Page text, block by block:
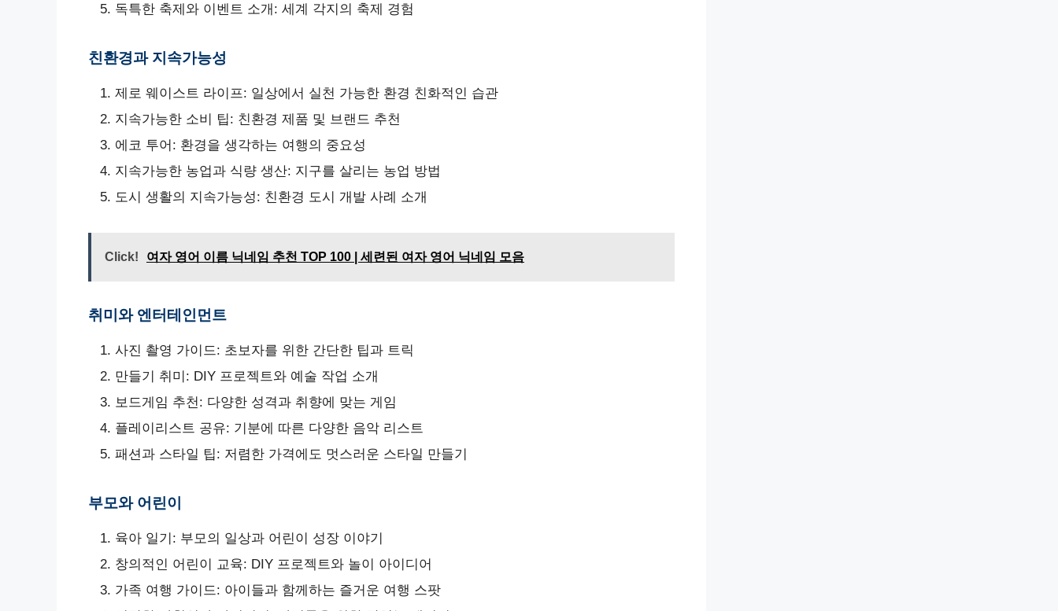
독특한 축제와 이벤트 소개: 세계 각지의 축제 경험
친환경과 지속가능성
제로 웨이스트 라이프: 일상에서 실천 가능한 환경 친화적인 습관
지속가능한 소비 팁: 친환경 제품 및 브랜드 추천
에코 투어: 환경을 생각하는 여행의 중요성
지속가능한 농업과 식량 생산: 지구를 살리는 농업 방법
도시 생활의 지속가능성: 친환경 도시 개발 사례 소개
Click! 여자 영어 이름 닉네임 추천 TOP 100 | 세련된 여자 영어 닉네임 모음
취미와 엔터테인먼트
사진 촬영 가이드: 초보자를 위한 간단한 팁과 트릭
만들기 취미: DIY 프로젝트와 예술 작업 소개
보드게임 추천: 다양한 성격과 취향에 맞는 게임
플레이리스트 공유: 기분에 따른 다양한 음악 리스트
패션과 스타일 팁: 저렴한 가격에도 멋스러운 스타일 만들기
부모와 어린이
육아 일기: 부모의 일상과 어린이 성장 이야기
창의적인 어린이 교육: DIY 프로젝트와 놀이 아이디어
가족 여행 가이드: 아이들과 함께하는 즐거운 여행 스팟